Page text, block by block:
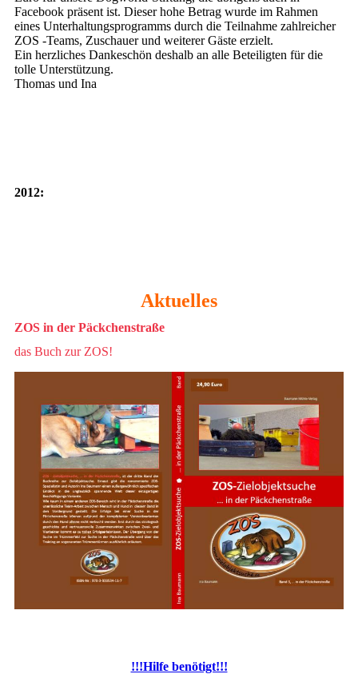
Facebook präsent ist. Dieser hohe Betrag wurde im Rahmen
eines Unterhaltungsprogramms durch die Teilnahme zahlreicher
ZOS -Teams, Zuschauer und weiterer Gäste erzielt.
Ein herzliches Dankeschön deshalb an alle Beteiligten für die
tolle Unterstützung.
Thomas und Ina
2012:
Aktuelles
ZOS in der Päckchenstraße
das Buch zur ZOS!
!!!Hilfe benötigt!!!